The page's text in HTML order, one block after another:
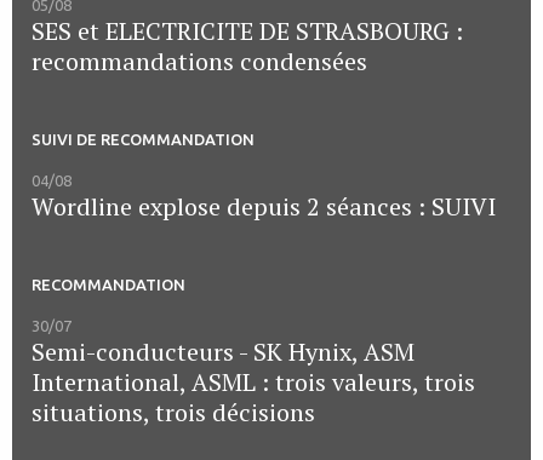
05/08
SES et ELECTRICITE DE STRASBOURG :
recommandations condensées
SUIVI DE RECOMMANDATION
04/08
Wordline explose depuis 2 séances : SUIVI
RECOMMANDATION
30/07
Semi-conducteurs - SK Hynix, ASM
International, ASML : trois valeurs, trois
situations, trois décisions